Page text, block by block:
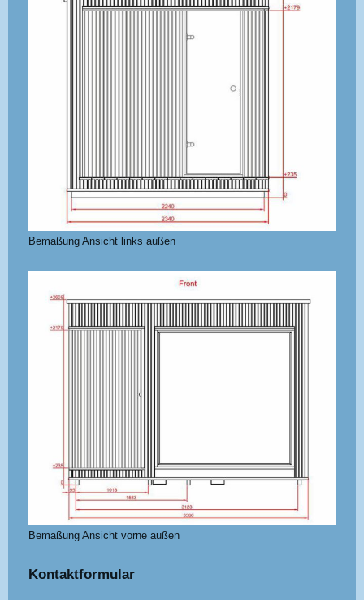
Bemaßung Ansicht links außen
Bemaßung Ansicht vorne außen
Kontaktformular